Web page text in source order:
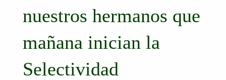
nuestros hermanos que
mañana inician la
Selectividad